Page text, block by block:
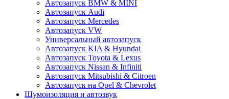
Автозапуск BMW & MINI
Автозапуск Audi
Автозапуск Mercedes
Автозапуск VW
Универсальный автозапуск
Автозапуск KIA & Hyundai
Автозапуск Toyota & Lexus
Автозапуск Nissan & Infiniti
Автозапуск Mitsubishi & Citroen
Автозапуск на Opel & Chevrolet
Шумоизоляция и автозвук